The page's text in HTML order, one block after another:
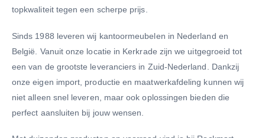
topkwaliteit tegen een scherpe prijs.
Sinds 1988 leveren wij kantoormeubelen in Nederland en
België. Vanuit onze locatie in Kerkrade zijn we uitgegroeid tot
een van de grootste leveranciers in Zuid-Nederland. Dankzij
onze eigen import, productie en maatwerkafdeling kunnen wij
niet alleen snel leveren, maar ook oplossingen bieden die
perfect aansluiten bij jouw wensen.